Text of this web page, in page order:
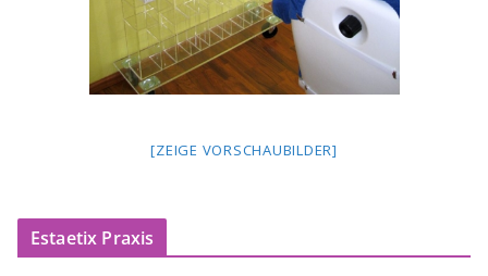
[ZEIGE VORSCHAUBILDER]
Estaetix Praxis